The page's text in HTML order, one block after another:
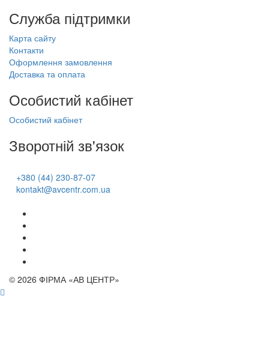
Служба підтримки
Карта сайту
Контакти
Оформлення замовлення
Доставка та оплата
Особистий кабінет
Особистий кабінет
Зворотній зв'язок
+380 (44) 230-87-07
kontakt@avcentr.com.ua
© 2026 ФІРМА «АВ ЦЕНТР»